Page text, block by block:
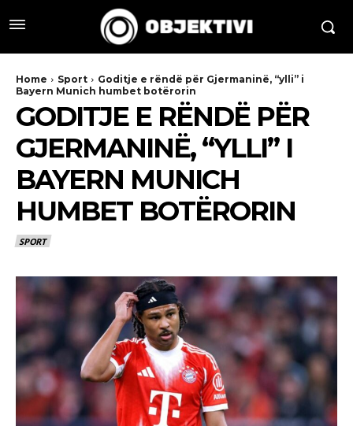
Home Sport
Goditje e rëndë për Gjermaninë, “ylli” i
Bayern Munich humbet botërorin
GODITJE E RËNDË PËR
GJERMANINË, “YLLI” I
BAYERN MUNICH
HUMBET BOTËRORIN
SPORT